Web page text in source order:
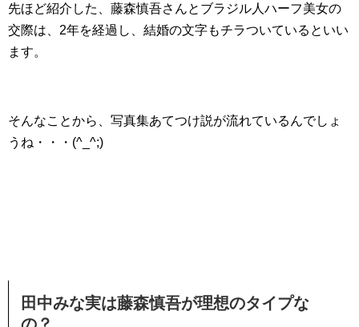
先ほど紹介した、藤森慎吾さんとブラジル人ハーフ美女の
交際は、2年を経過し、結婚の文字もチラついているといい
ます。
そんなことから、写真集あてつけ説が流れているんでしょ
うね・・・(^_^;)
田中みな実は藤森慎吾が理想のタイプな